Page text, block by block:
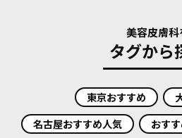
美容皮膚科
タグから
東京おすすめ
名古屋おすすめ人気
おす